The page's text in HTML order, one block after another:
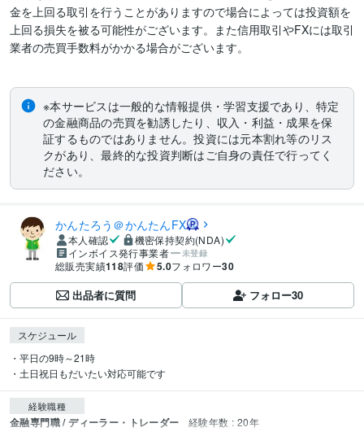
金を上回る取引を行うことがありますので場合によっては投資額を
上回る損失を被る可能性がございます。また信用取引やFXには取引
業者の売買手数料がかかる場合がございます。
※本サービスは一般的な情報提供・学習支援であり、特定
の金融商品の売買を勧誘したり、収入・利益・成果を保
証するものではありません。投資には元本割れ等のリス
クがあり、最終的な投資判断はご自身の責任で行ってく
ださい。
かんたろう＠かんたんFX
本人確認
機密保持契約(NDA)
インボイス発行事業者
未登録
総販売実績118評価 5.0フォロワー30
出品者に質問 フォロー30
スケジュール
・平日の9時～21時
・土日祝日もだいたい対応可能です
経験職種
金融専門職 / ディーラー・トレーダー 経験年数 : 20年